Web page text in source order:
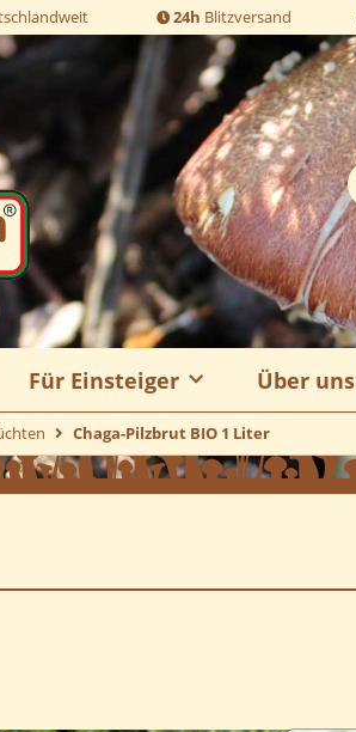
24h Blitzversand
Für Einsteiger Über uns
Chaga-Pilzbrut BIO 1 Liter